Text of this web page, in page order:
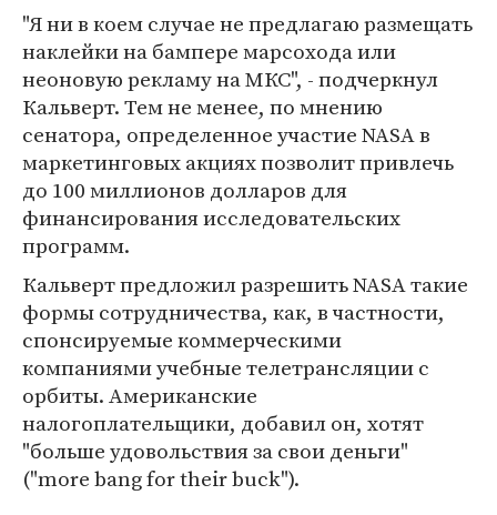
"Я ни в коем случае не предлагаю размещать
наклейки на бампере марсохода или
неоновую рекламу на МКС", - подчеркнул
Кальверт. Тем не менее, по мнению
сенатора, определенное участие NASA в
маркетинговых акциях позволит привлечь
до 100 миллионов долларов для
финансирования исследовательских
программ.
Кальверт предложил разрешить NASA такие
формы сотрудничества, как, в частности,
спонсируемые коммерческими
компаниями учебные телетрансляции с
орбиты. Американские
налогоплательщики, добавил он, хотят
"больше удовольствия за свои деньги"
("more bang for their buck").